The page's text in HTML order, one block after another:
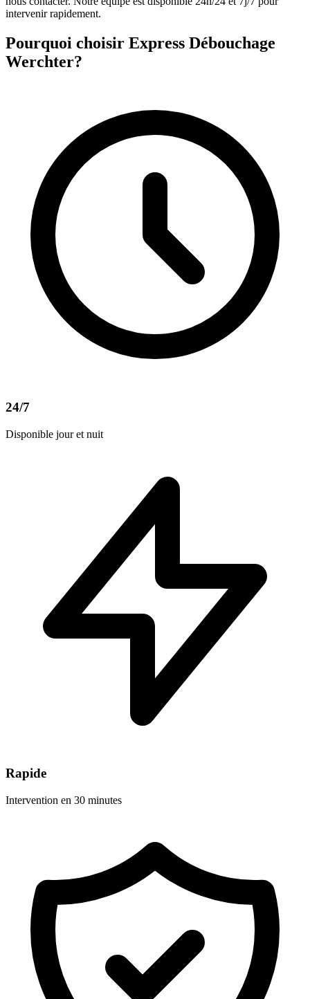
intervenir rapidement.
Pourquoi choisir Express Débouchage
Werchter?
24/7
Disponible jour et nuit
Rapide
Intervention en 30 minutes